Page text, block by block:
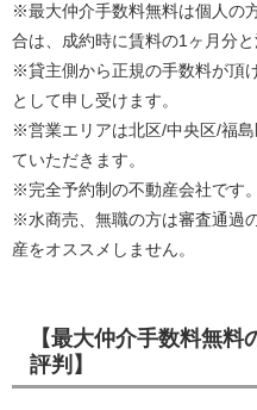
※最大仲介手数料無料は個人の
合は、成約時に賃料の1ヶ月分と
※貸主側から正規の手数料が頂
として申し受けます。
※営業エリアは北区/中央区/福
ていただきます。
※完全予約制の不動産会社です。
※水商売、無職の方は審査通過
産をオススメしません。
【最大仲介手数料無料
評判】